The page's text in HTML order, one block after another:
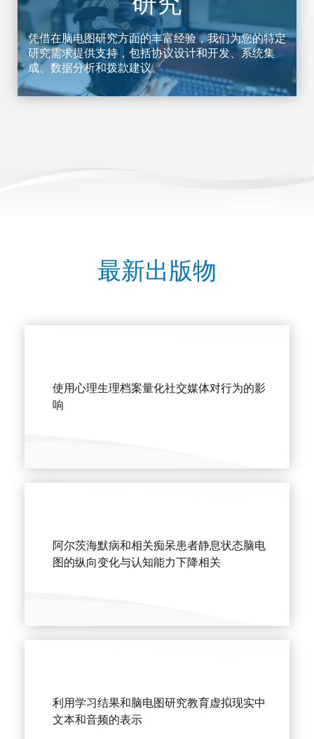
凭借在脑电图研究方面的丰富经验，我们为您的特定
研究需求提供支持，包括协议设计和开发、系统集
成、数据分析和拨款建议。
最新出版物
使用心理生理档案量化社交媒体对行为的影
响
阿尔茨海默病和相关痴呆患者静息状态脑电
图的纵向变化与认知能力下降相关
利用学习结果和脑电图研究教育虚拟现实中
文本和音频的表示